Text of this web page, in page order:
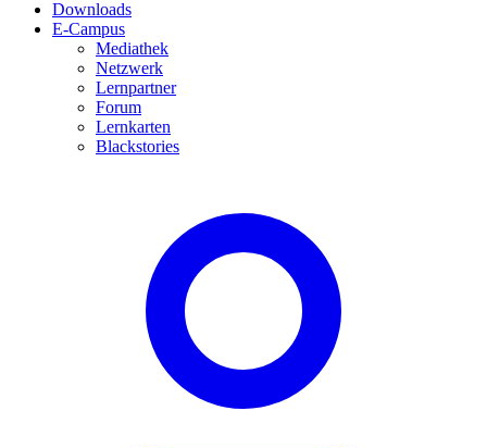
Downloads
E-Campus
Mediathek
Netzwerk
Lernpartner
Forum
Lernkarten
Blackstories